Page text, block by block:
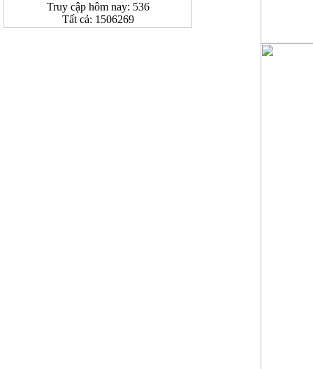
Truy cập hôm nay: 536
Tất cả: 1506269